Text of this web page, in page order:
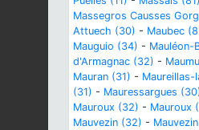
Massegros Causses
Attuech (30) - Maubec
Mauguio (34) - Mauléon-
d'Armagnac (32) -
Mauran (31) - Maureillas-
(31) - Mauressargues
Mauroux (32) - Mauroux
Mauvezin (32) -